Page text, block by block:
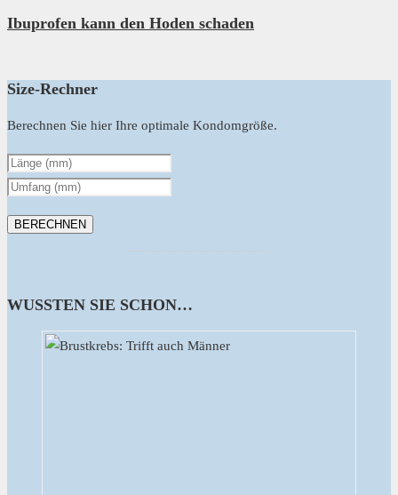
Ibuprofen kann den Hoden schaden
Size-Rechner
Berechnen Sie hier Ihre optimale Kondomgröße.
WUSSTEN SIE SCHON…